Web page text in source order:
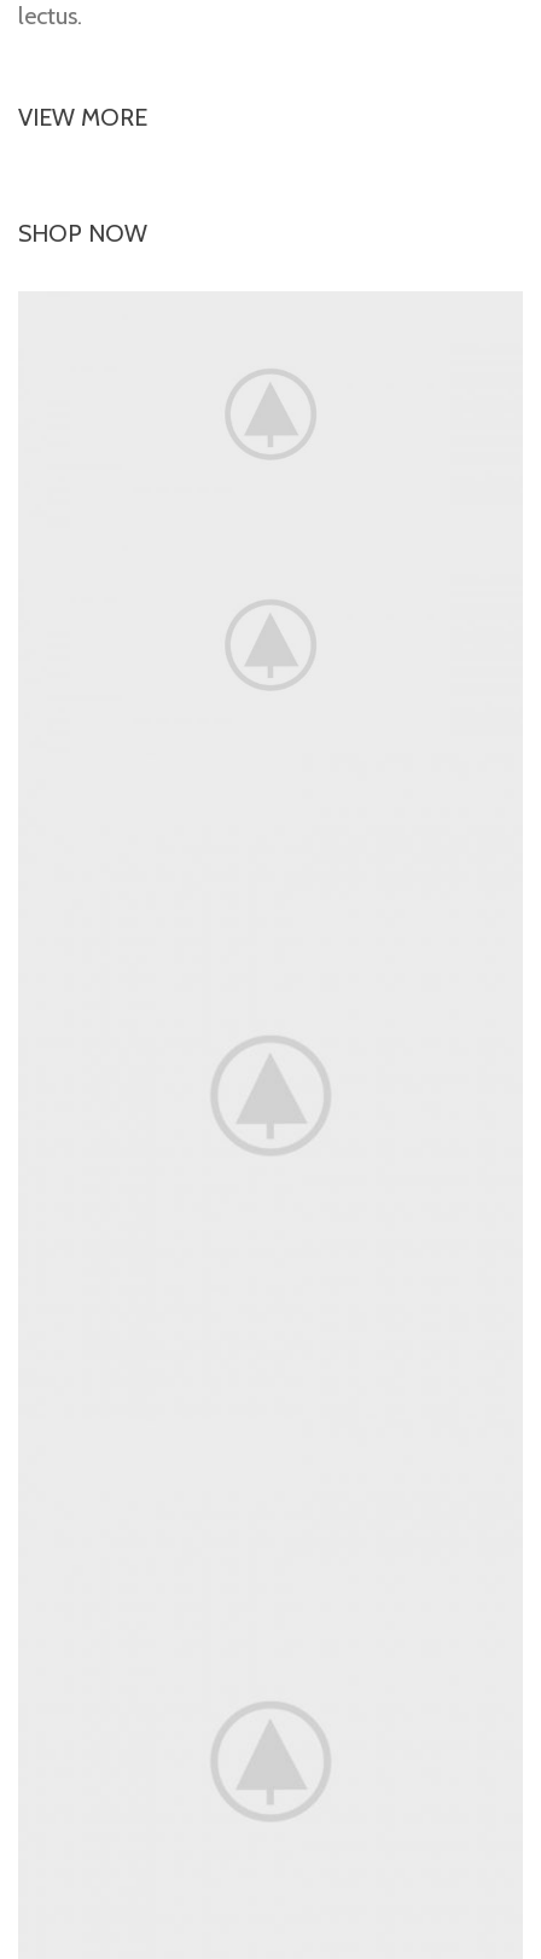
lectus.
VIEW MORE
SHOP NOW